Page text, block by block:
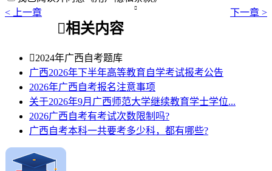
< 上一章
 下一章 >
相关内容
2024年广西自考题库
广西2026年下半年高等教育自学考试报考公告
2026年广西自考报名注意事项
关于2026年9月广西师范大学继续教育学士学位...
2026广西自考有考试次数限制吗?
广西自考本科一共要考多少科，都有哪些?